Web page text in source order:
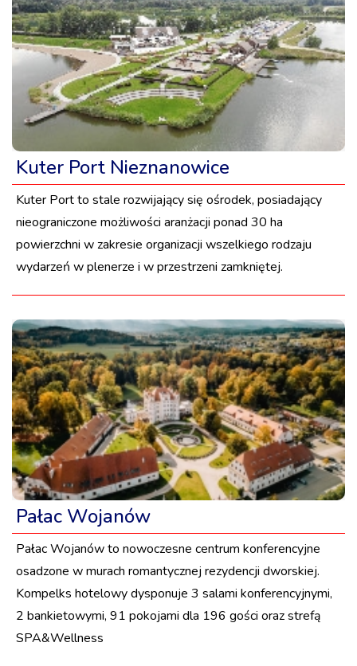
Kuter Port Nieznanowice
Kuter Port to stale rozwijający się ośrodek, posiadający
nieograniczone możliwości aranżacji ponad 30 ha
powierzchni w zakresie organizacji wszelkiego rodzaju
wydarzeń w plenerze i w przestrzeni zamkniętej.
Pałac Wojanów
Pałac Wojanów to nowoczesne centrum konferencyjne
osadzone w murach romantycznej rezydencji dworskiej.
Kompelks hotelowy dysponuje 3 salami konferencyjnymi,
2 bankietowymi, 91 pokojami dla 196 gości oraz strefą
SPA&Wellness